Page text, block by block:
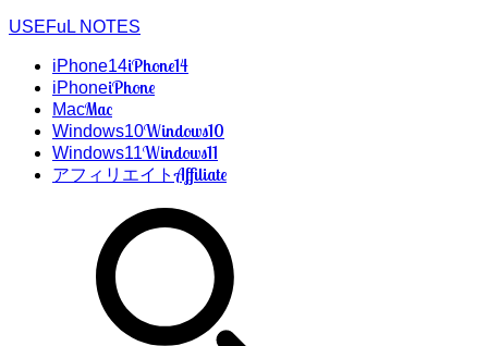
USEFuL NOTES
iPhone14iPhone14
iPhoneiPhone
MacMac
Windows10Windows10
Windows11Windows11
アフィリエイトAffiliate